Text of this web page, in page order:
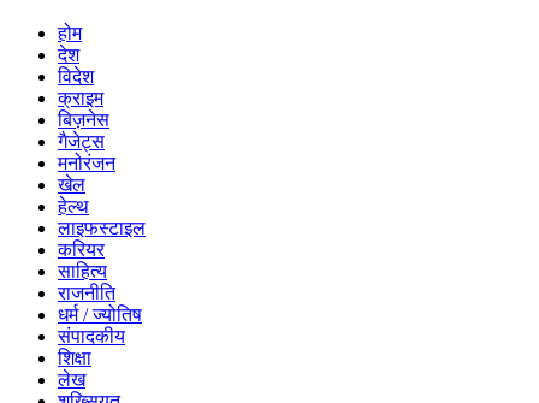
होम
देश
विदेश
क्राइम
बिज़नेस
गैजेट्स
मनोरंजन
खेल
हेल्थ
लाइफस्टाइल
करियर
साहित्य
राजनीति
धर्म / ज्योतिष
संपादकीय
शिक्षा
लेख